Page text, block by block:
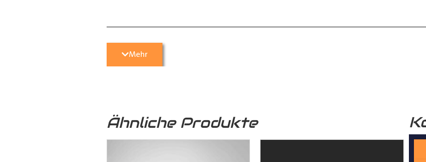
Bei Fragen stehen wir Ihnen gerne zur Verfügung.
Hilfreiche Montageanleitungen und Tipps finden Sie auch auf unseremYouTube Kanal
Mehr
Ähnliche Produkte